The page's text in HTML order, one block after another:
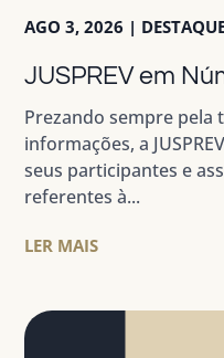
JUSPREV em
AGO 3, 2026 |
Prezando sempre pela
informações, a
seus participantes e
referentes à...
LER MAIS